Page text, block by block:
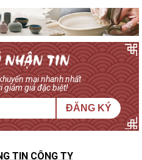
mại nhanh nhất
giảm giá đặc biệt!
ĐĂNG KÝ
TIN CÔNG TY